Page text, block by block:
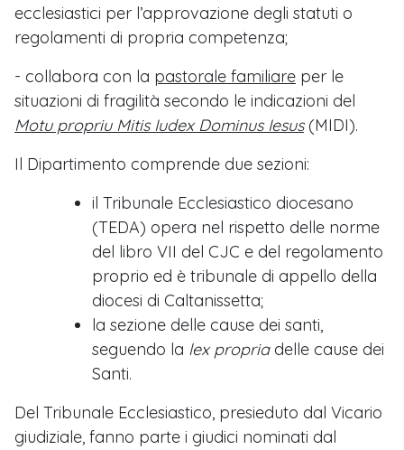
ecclesiastici per l’approvazione degli statuti o
regolamenti di propria competenza;
- collabora con la pastorale familiare per le
situazioni di fragilità secondo le indicazioni del
Motu propriu Mitis Iudex Dominus Iesus(MIDI).
Il Dipartimento comprende due sezioni:
il Tribunale Ecclesiastico diocesano
(TEDA) opera nel rispetto delle norme
del libro VII del CJC e del regolamento
proprio ed è tribunale di appello della
diocesi di Caltanissetta;
la sezione delle cause dei santi,
seguendo la lex propriadelle cause dei
Santi.
Del Tribunale Ecclesiastico, presieduto dal Vicario
giudiziale, fanno parte i giudici nominati dal